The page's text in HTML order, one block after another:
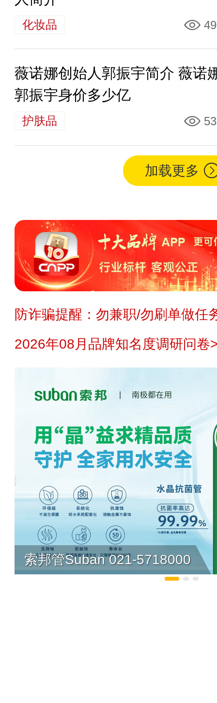
化妆品
薇诺娜创始人郭振宇简介 薇诺
郭振宇身价多少亿
护肤品
加载更多
防诈骗提醒：勿兼职/勿刷单做任
2026年08月品牌知名度调研问卷
索邦管Suban 021-5718000